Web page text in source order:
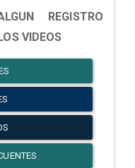
REGISTRO
VIDEOS